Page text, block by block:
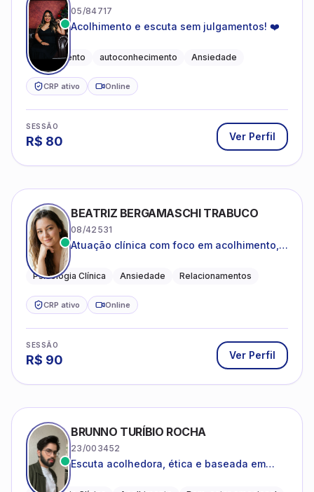
05/84717
Acolhimento e escuta sem julgamentos! ❤️
Acolhimento autoconhecimento Ansiedade
CRP ativo Online
SESSÃO
R$ 80 Ver Perfil
BEATRIZ BERGAMASCHI TRABUCO
08/42531
Atuação clínica com foco em acolhimento,
Psicologia Clínica Ansiedade Relacionamentos
CRP ativo Online
SESSÃO
R$ 90 Ver Perfil
BRUNNO TURÍBIO ROCHA
23/003452
Escuta acolhedora, ética e baseada em